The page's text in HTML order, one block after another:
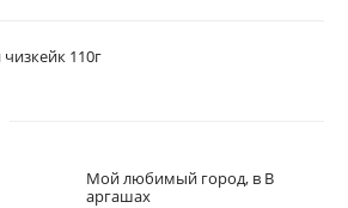
110г
Мой любимый город, в В
аргашах